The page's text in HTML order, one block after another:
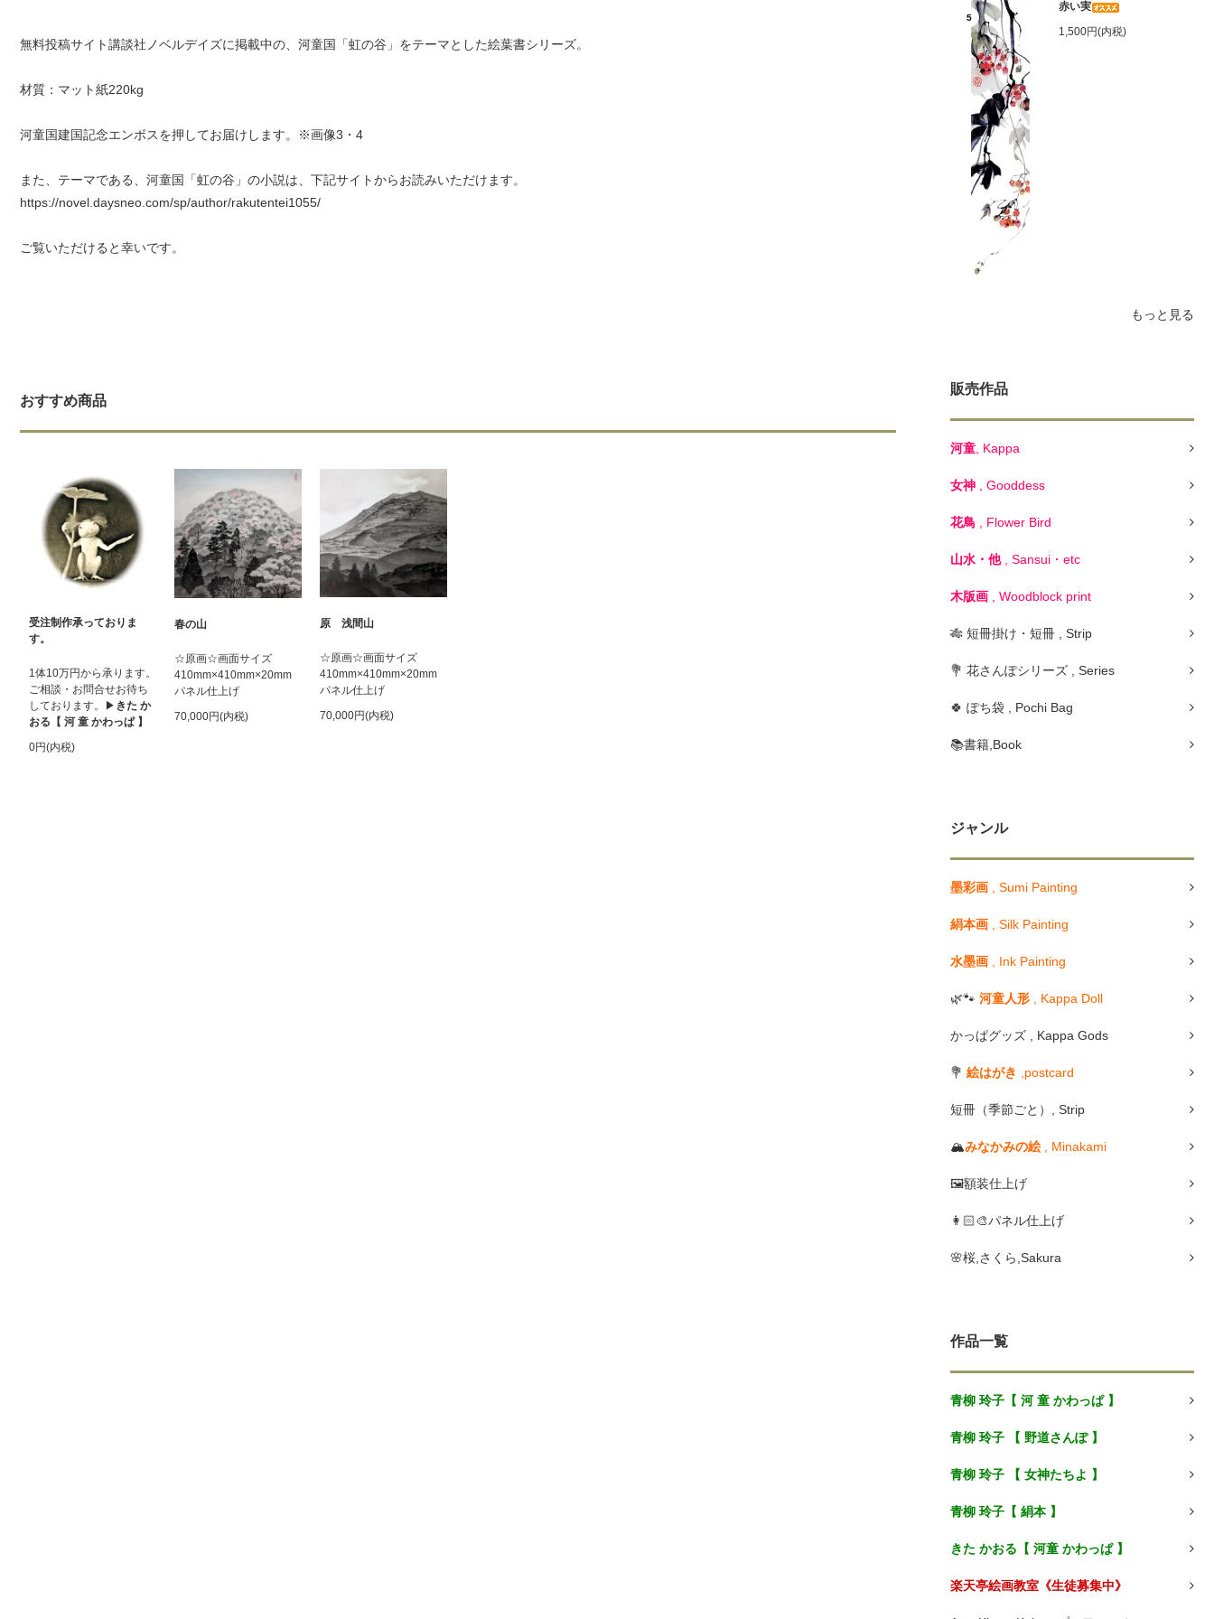
5
赤い実
1,500円(内税)
もっと見る
販売作品
河童, Kappa
女神 , Gooddess
花鳥 , Flower Bird
山水・他, Sansui・etc
木版画 , Woodblock print
🎋 短冊掛け・短冊 , Strip
💐 花さんぽシリーズ , Series
🍀 ぽち袋 , Pochi Bag
📚書籍,Book
ジャンル
墨彩画 , Sumi Painting
絹本画 , Silk Painting
水墨画 , Ink Painting
🌿🐾 河童人形 , Kappa Doll
かっぱグッズ , Kappa Gods
💐 絵はがき ,postcard
短冊（季節ごと）, Strip
🏔みなかみの絵, Minakami
🖼額装仕上げ
👩🏻🎨パネル仕上げ
🌸桜,さくら,Sakura
作品一覧
青柳 玲子【 河 童 かわっぱ 】
青柳 玲子 【 野道さんぽ 】
青柳 玲子 【 女神たちよ 】
青柳 玲子【 絹本 】
きた かおる【 河童 かわっぱ 】
楽天亭絵画教室《生徒募集中》
無料投稿サイト講談社ノベルデイズに掲載中の、河童国「虹の谷」をテーマとした絵葉書シリーズ。
材質：マット紙220kg
河童国建国記念エンボスを押してお届けします。※画像3・4
また、テーマである、河童国「虹の谷」の小説は、下記サイトからお読みいただけます。
https://novel.daysneo.com/sp/author/rakutentei1055/
ご覧いただけると幸いです。
おすすめ商品
受注制作承っておりま
す。
1体10万円から承ります。
ご相談・お問合せお待ち
しております。▶︎ きた か
おる【 河 童 かわっぱ 】
0円(内税)
春の山
☆原画☆画面サイズ
410mm×410mm×20mm
パネル仕上げ
70,000円(内税)
原 浅間山
☆原画☆画面サイズ
410mm×410mm×20mm
パネル仕上げ
70,000円(内税)